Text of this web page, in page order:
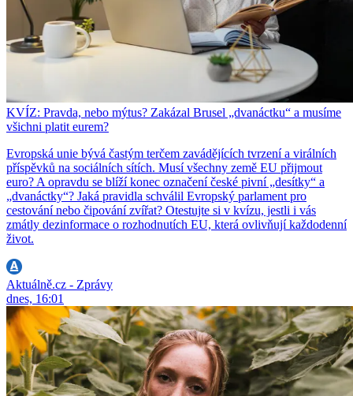
KVÍZ: Pravda, nebo mýtus? Zakázal Brusel „dvanáctku“ a musíme
všichni platit eurem?
Evropská unie bývá častým terčem zavádějících tvrzení a virálních
příspěvků na sociálních sítích. Musí všechny země EU přijmout
euro? A opravdu se blíží konec označení české pivní „desítky“ a
„dvanáctky“? Jaká pravidla schválil Evropský parlament pro
cestování nebo čipování zvířat? Otestujte si v kvízu, jestli i vás
zmátly dezinformace o rozhodnutích EU, která ovlivňují každodenní
život.
Aktuálně.cz - Zprávy
dnes, 16:01